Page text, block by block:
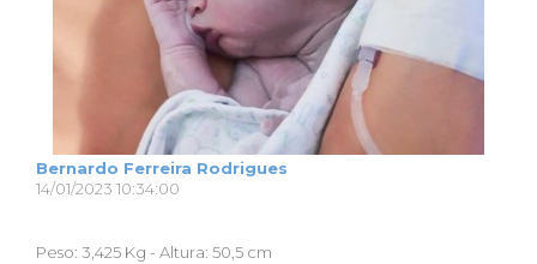
Bernardo Ferreira Rodrigues
14/01/2023 10:34:00
Peso: 3,425 Kg - Altura: 50,5 cm